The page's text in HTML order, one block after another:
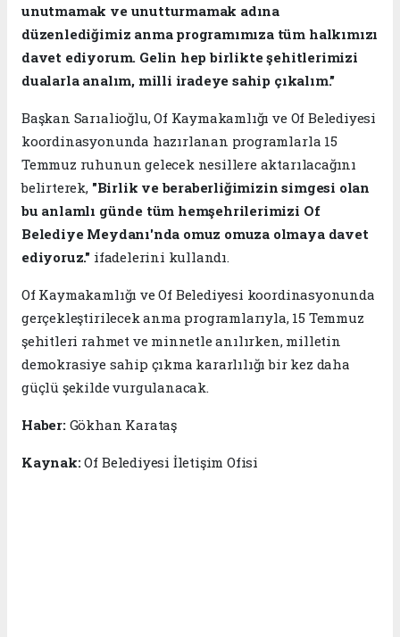
unutmamak ve unutturmamak adına
düzenlediğimiz anma programımıza tüm halkımızı
davet ediyorum. Gelin hep birlikte şehitlerimizi
dualarla analım, milli iradeye sahip çıkalım."
Başkan Sarıalioğlu, Of Kaymakamlığı ve Of Belediyesi
koordinasyonunda hazırlanan programlarla 15
Temmuz ruhunun gelecek nesillere aktarılacağını
belirterek, "Birlik ve beraberliğimizin simgesi olan
bu anlamlı günde tüm hemşehrilerimizi Of
Belediye Meydanı'nda omuz omuza olmaya davet
ediyoruz." ifadelerini kullandı.
Of Kaymakamlığı ve Of Belediyesi koordinasyonunda
gerçekleştirilecek anma programlarıyla, 15 Temmuz
şehitleri rahmet ve minnetle anılırken, milletin
demokrasiye sahip çıkma kararlılığı bir kez daha
güçlü şekilde vurgulanacak.
Haber: Gökhan Karataş
Kaynak:Of Belediyesi İletişim Ofisi